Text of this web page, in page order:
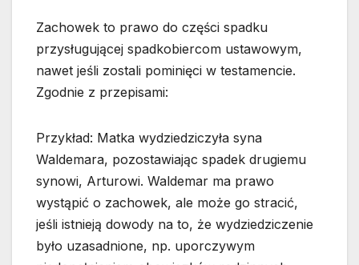
Zachowek to prawo do części spadku
przysługującej spadkobiercom ustawowym,
nawet jeśli zostali pominięci w testamencie.
Zgodnie z przepisami:
Przykład: Matka wydziedziczyła syna
Waldemara, pozostawiając spadek drugiemu
synowi, Arturowi. Waldemar ma prawo
wystąpić o zachowek, ale może go stracić,
jeśli istnieją dowody na to, że wydziedziczenie
było uzasadnione, np. uporczywym